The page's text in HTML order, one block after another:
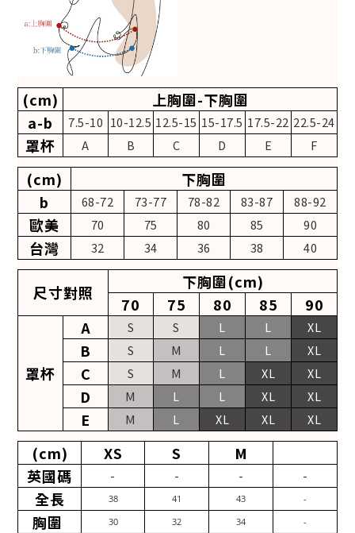
(cm)
上胸圍-下胸圍
a-b
7.5-10 10-12.5 12.5-15 15-17.5 17.5-22 22.5-24
罩杯 A B C D E F
(cm)
下胸圍
b
68-72 73-77 78-82 83-87 88-92
歐美 70 75 80 85 90
台灣 32 34 36 38 40
尺寸對照
下胸圍(cm)
70
75 80 85 90
罩杯
A S S L L XL
B S M L L XL
C S M L XL XL
D M L L XL XL
E M L XL XL XL
(cm) XS S
M
英國碼
- - - -
全長 38 41 43 -
胸圍 30 32 34 -